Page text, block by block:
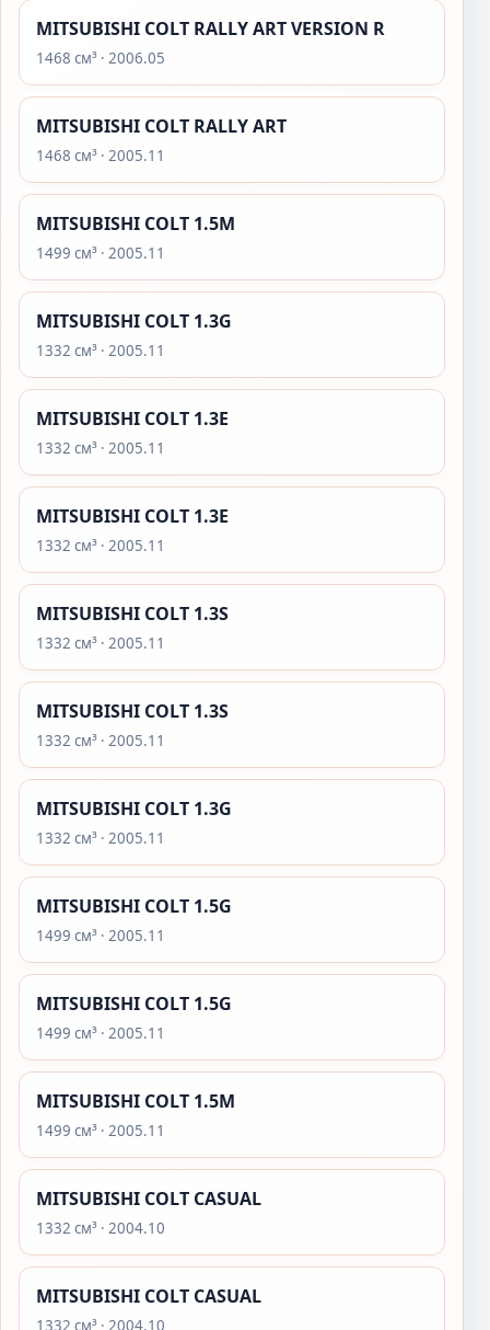
MITSUBISHI COLT RALLY ART VERSION R
1468 см³ · 2006.05
MITSUBISHI COLT RALLY ART
1468 см³ · 2005.11
MITSUBISHI COLT 1.5M
1499 см³ · 2005.11
MITSUBISHI COLT 1.3G
1332 см³ · 2005.11
MITSUBISHI COLT 1.3E
1332 см³ · 2005.11
MITSUBISHI COLT 1.3E
1332 см³ · 2005.11
MITSUBISHI COLT 1.3S
1332 см³ · 2005.11
MITSUBISHI COLT 1.3S
1332 см³ · 2005.11
MITSUBISHI COLT 1.3G
1332 см³ · 2005.11
MITSUBISHI COLT 1.5G
1499 см³ · 2005.11
MITSUBISHI COLT 1.5G
1499 см³ · 2005.11
MITSUBISHI COLT 1.5M
1499 см³ · 2005.11
MITSUBISHI COLT CASUAL
1332 см³ · 2004.10
MITSUBISHI COLT CASUAL
1332 см³ · 2004.10